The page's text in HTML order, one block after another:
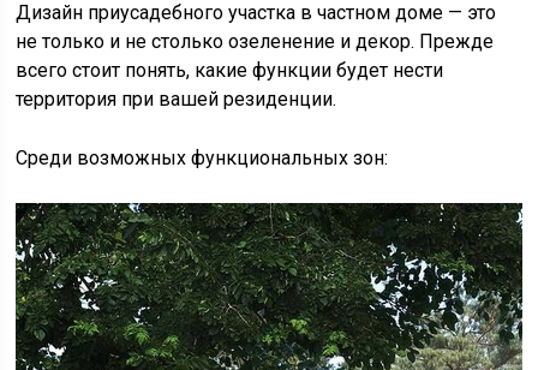
Дизайн приусадебного участка в частном доме — это
не только и не столько озеленение и декор. Прежде
всего стоит понять, какие функции будет нести
территория при вашей резиденции.
Среди возможных функциональных зон: